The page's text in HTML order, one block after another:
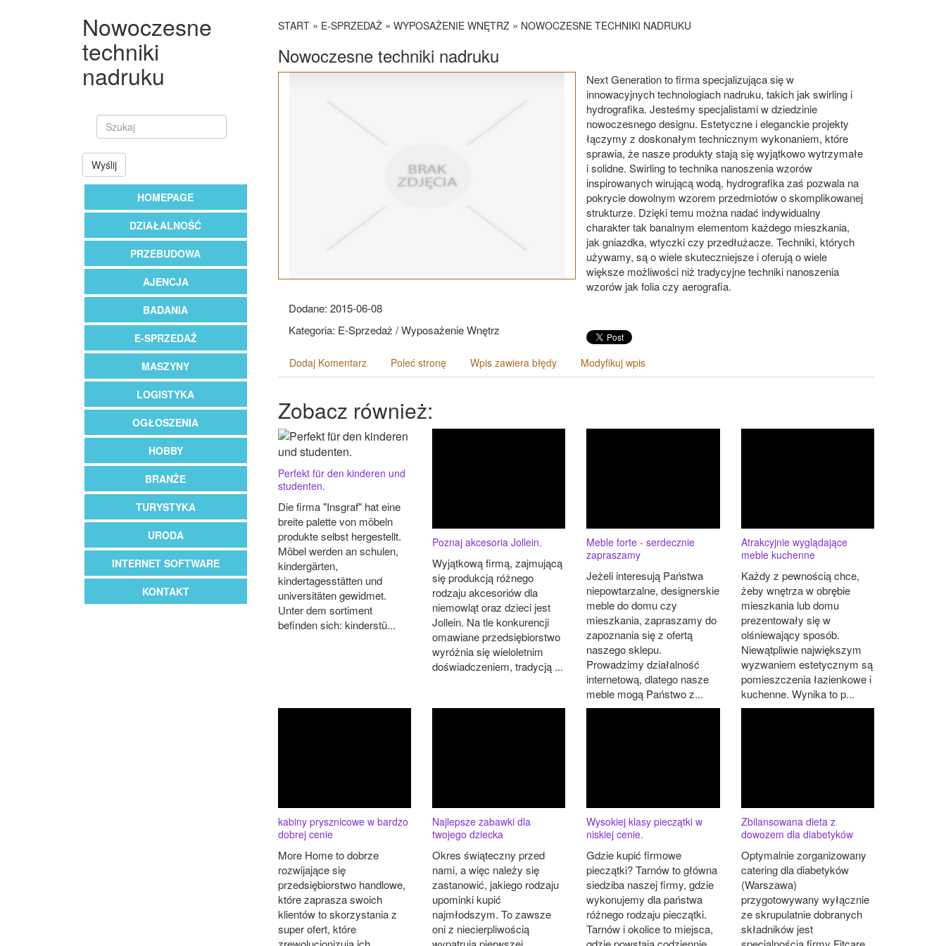
Nowoczesne
techniki
nadruku
Wyślij
HOMEPAGE
DZIAŁALNOŚĆ
PRZEBUDOWA
AJENCJA
BADANIA
E-SPRZEDAŻ
MASZYNY
LOGISTYKA
OGŁOSZENIA
HOBBY
BRANŻE
TURYSTYKA
URODA
INTERNET SOFTWARE
KONTAKT
START» E-SPRZEDAŻ» WYPOSAŻENIE WNĘTRZ» NOWOCZESNE TECHNIKI NADRUKU
Nowoczesne techniki nadruku
Next Generation to firma specjalizująca się w
innowacyjnych technologiach nadruku, takich jak swirling i
hydrografika. Jesteśmy specjalistami w dziedzinie
nowoczesnego designu. Estetyczne i eleganckie projekty
łączymy z doskonałym technicznym wykonaniem, które
sprawia, że nasze produkty stają się wyjątkowo wytrzymałe
i solidne. Swirling to technika nanoszenia wzorów
inspirowanych wirującą wodą, hydrografika zaś pozwala na
pokrycie dowolnym wzorem przedmiotów o skomplikowanej
strukturze. Dzięki temu można nadać indywidualny
charakter tak banalnym elementom każdego mieszkania,
jak gniazdka, wtyczki czy przedłużacze. Techniki, których
używamy, są o wiele skuteczniejsze i oferują o wiele
większe możliwości niż tradycyjne techniki nanoszenia
wzorów jak folia czy aerografia.
Dodane: 2015-06-08
Kategoria: E-Sprzedaż / Wyposażenie Wnętrz
Dodaj Komentarz Poleć stronę Wpis zawiera błędy Modyfikuj wpis
Zobacz również:
Perfekt für den kinderen und
studenten.
Die firma "Insgraf" hat eine
breite palette von möbeln
produkte selbst hergestellt.
Möbel werden an schulen,
kindergärten,
kindertagesstätten und
universitäten gewidmet.
Unter dem sortiment
befinden sich: kinderstü...
Poznaj akcesoria Jollein.
Wyjątkową firmą, zajmującą
się produkcją różnego
rodzaju akcesoriów dla
niemowląt oraz dzieci jest
Jollein. Na tle konkurencji
omawiane przedsiębiorstwo
wyróżnia się wieloletnim
doświadczeniem, tradycją ...
Meble forte - serdecznie
zapraszamy
Jeżeli interesują Państwa
niepowtarzalne, designerskie
meble do domu czy
mieszkania, zapraszamy do
zapoznania się z ofertą
naszego sklepu.
Prowadzimy działalność
internetową, dlatego nasze
meble mogą Państwo z...
Atrakcyjnie wyglądające
meble kuchenne
Każdy z pewnością chce,
żeby wnętrza w obrębie
mieszkania lub domu
prezentowały się w
olśniewający sposób.
Niewątpliwie największym
wyzwaniem estetycznym są
pomieszczenia łazienkowe i
kuchenne. Wynika to p...
kabiny prysznicowe w bardzo
dobrej cenie
More Home to dobrze
rozwijające się
przedsiębiorstwo handlowe,
które zaprasza swoich
klientów to skorzystania z
super ofert, które
Najlepsze zabawki dla
twojego dziecka
Okres świąteczny przed
nami, a więc należy się
zastanowić, jakiego rodzaju
upominki kupić
najmłodszym. To zawsze
oni z niecierpliwością
Wysokiej klasy pieczątki w
niskiej cenie.
Gdzie kupić firmowe
pieczątki? Tarnów to główna
siedziba naszej firmy, gdzie
wykonujemy dla państwa
różnego rodzaju pieczątki.
Tarnów i okolice to miejsca,
Zbilansowana dieta z
dowozem dla diabetyków
Optymalnie zorganizowany
catering dla diabetyków
(Warszawa)
przygotowywany wyłącznie
ze skrupulatnie dobranych
składników jest